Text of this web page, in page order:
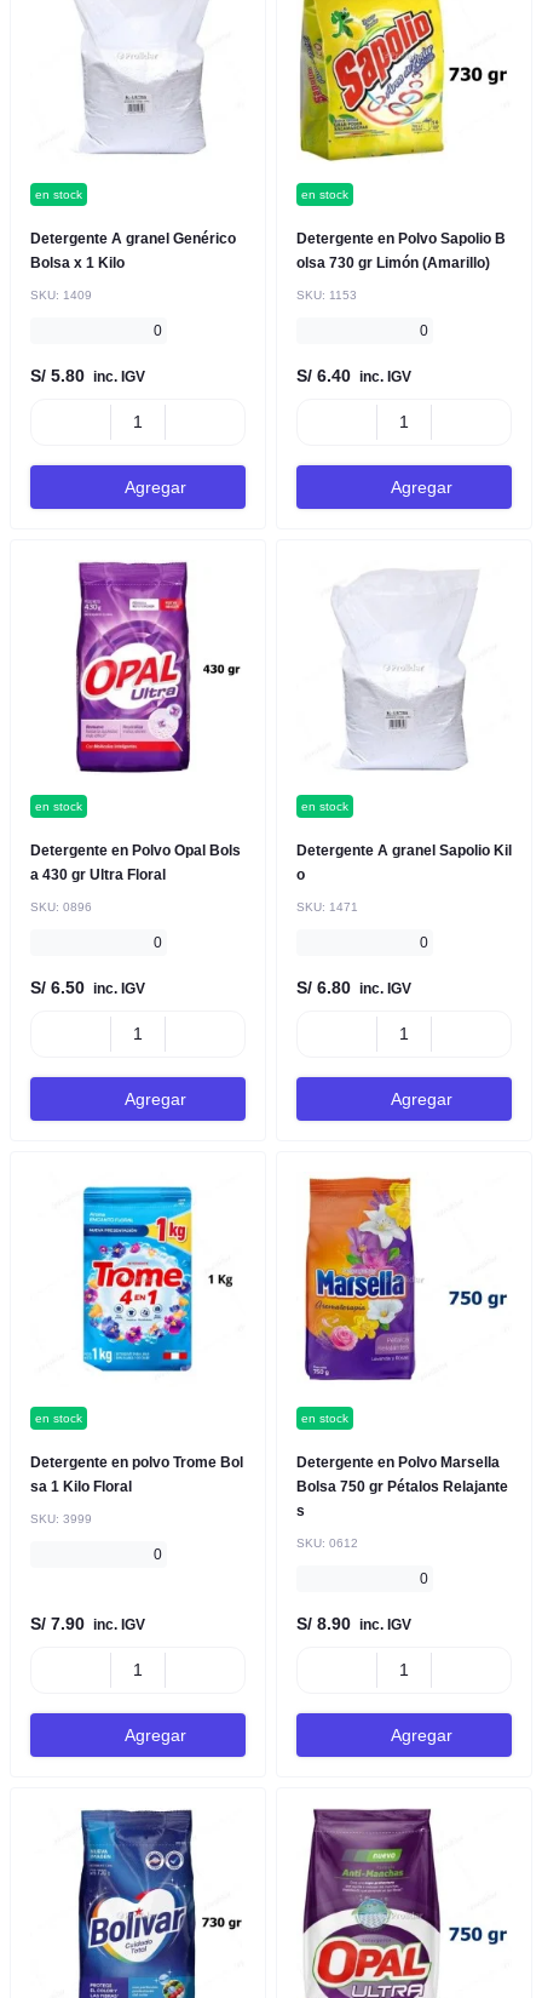
en stock
Detergente A granel Genérico
Bolsa x 1 Kilo
SKU: 1409
0
S/ 5.80 inc. IGV
Agregar
en stock
Detergente en Polvo Sapolio B
olsa 730 gr Limón (Amarillo)
SKU: 1153
0
S/ 6.40 inc. IGV
Agregar
en stock
Detergente en Polvo Opal Bols
a 430 gr Ultra Floral
SKU: 0896
0
S/ 6.50 inc. IGV
Agregar
en stock
Detergente A granel Sapolio Kil
o
SKU: 1471
0
S/ 6.80 inc. IGV
Agregar
en stock
Detergente en polvo Trome Bol
sa 1 Kilo Floral
SKU: 3999
0
S/ 7.90 inc. IGV
Agregar
en stock
Detergente en Polvo Marsella
Bolsa 750 gr Pétalos Relajante
s
SKU: 0612
0
S/ 8.90 inc. IGV
Agregar